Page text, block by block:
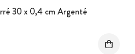
30 x 0,4 cm Argenté